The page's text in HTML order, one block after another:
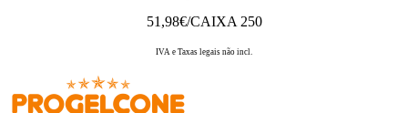
51,98€/CAIXA 250
IVA e Taxas legais não incl.